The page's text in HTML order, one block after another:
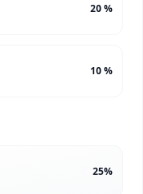
20 %
10 %
25%